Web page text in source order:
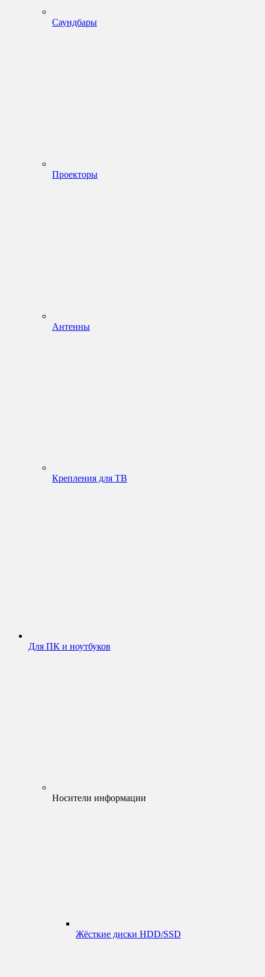
Саундбары
Проекторы
Антенны
Крепления для ТВ
Для ПК и ноутбуков
Носители информации
Жёсткие диски HDD/SSD